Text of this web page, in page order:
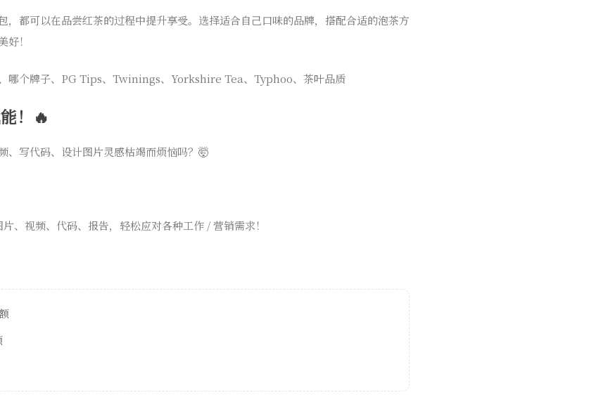
，都可以在品尝红茶的过程中提升享受。选择适合自己口味的品牌，搭配合适的泡茶方
！
哪个牌子、PG Tips、Twinings、Yorkshire Tea、Typhoo、茶叶品质
！🔥
、写代码、设计图片灵感枯竭而烦恼吗？🤯
、视频、代码、报告，轻松应对各种工作 / 营销需求！